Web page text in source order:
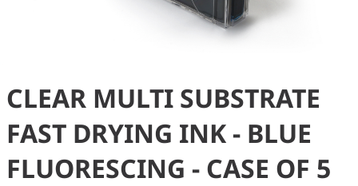
CLEAR MULTI SUBSTRATE
FAST DRYING INK - BLUE
FLUORESCING - CASE OF 5